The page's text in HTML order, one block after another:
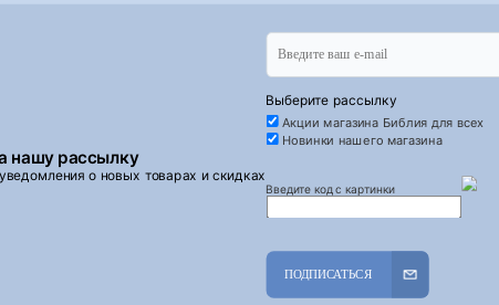
нашу рассылку
о новых товарах и скидках
Выберите рассылку
Акции магазина Библия для всех
Новинки нашего магазина
Введите код с картинки
ПОДПИСАТЬСЯ